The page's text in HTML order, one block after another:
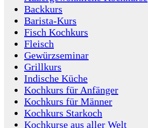
Backkurs
Barista-Kurs
Fisch Kochkurs
Fleisch
Gewürzseminar
Grillkurs
Indische Küche
Kochkurs für Anfänger
Kochkurs für Männer
Kochkurs Starkoch
Kochkurse aus aller Welt